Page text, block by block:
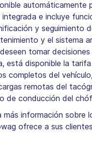
automáticamente
integrada e incluye
y seguimiento
y el sistema
tomar
está disponible la tarifa
completos del
remotas del
de conducción del
más información sobre
ofrece a sus